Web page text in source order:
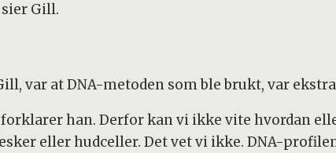
Gill.
var at DNA-metoden som ble brukt, var
han. Derfor kan vi ikke vite hvordan
eller hudceller. Det vet vi ikke. DNA-